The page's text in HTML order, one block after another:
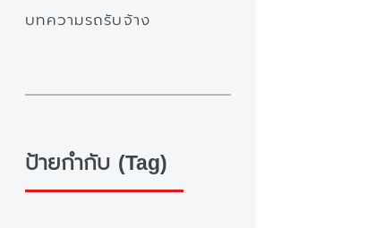
บทความรถรับจ้าง
ป้ายกำกับ (Tag)